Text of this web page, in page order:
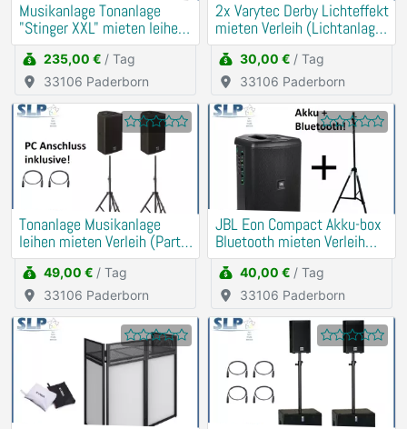
Musikanlage Tonanlage
"Stinger XXL" mieten leihen
Verleih PA, DJ
235,00 € / Tag
33106 Paderborn
2x Varytec Derby Lichteffekt
mieten Verleih (Lichtanlage,
Party)
30,00 € / Tag
33106 Paderborn
Tonanlage Musikanlage
leihen mieten Verleih (Party,
Hochzeit, Geburtstag)
49,00 € / Tag
33106 Paderborn
JBL Eon Compact Akku-box
Bluetooth mieten Verleih
(Traurede, Demo)
40,00 € / Tag
33106 Paderborn